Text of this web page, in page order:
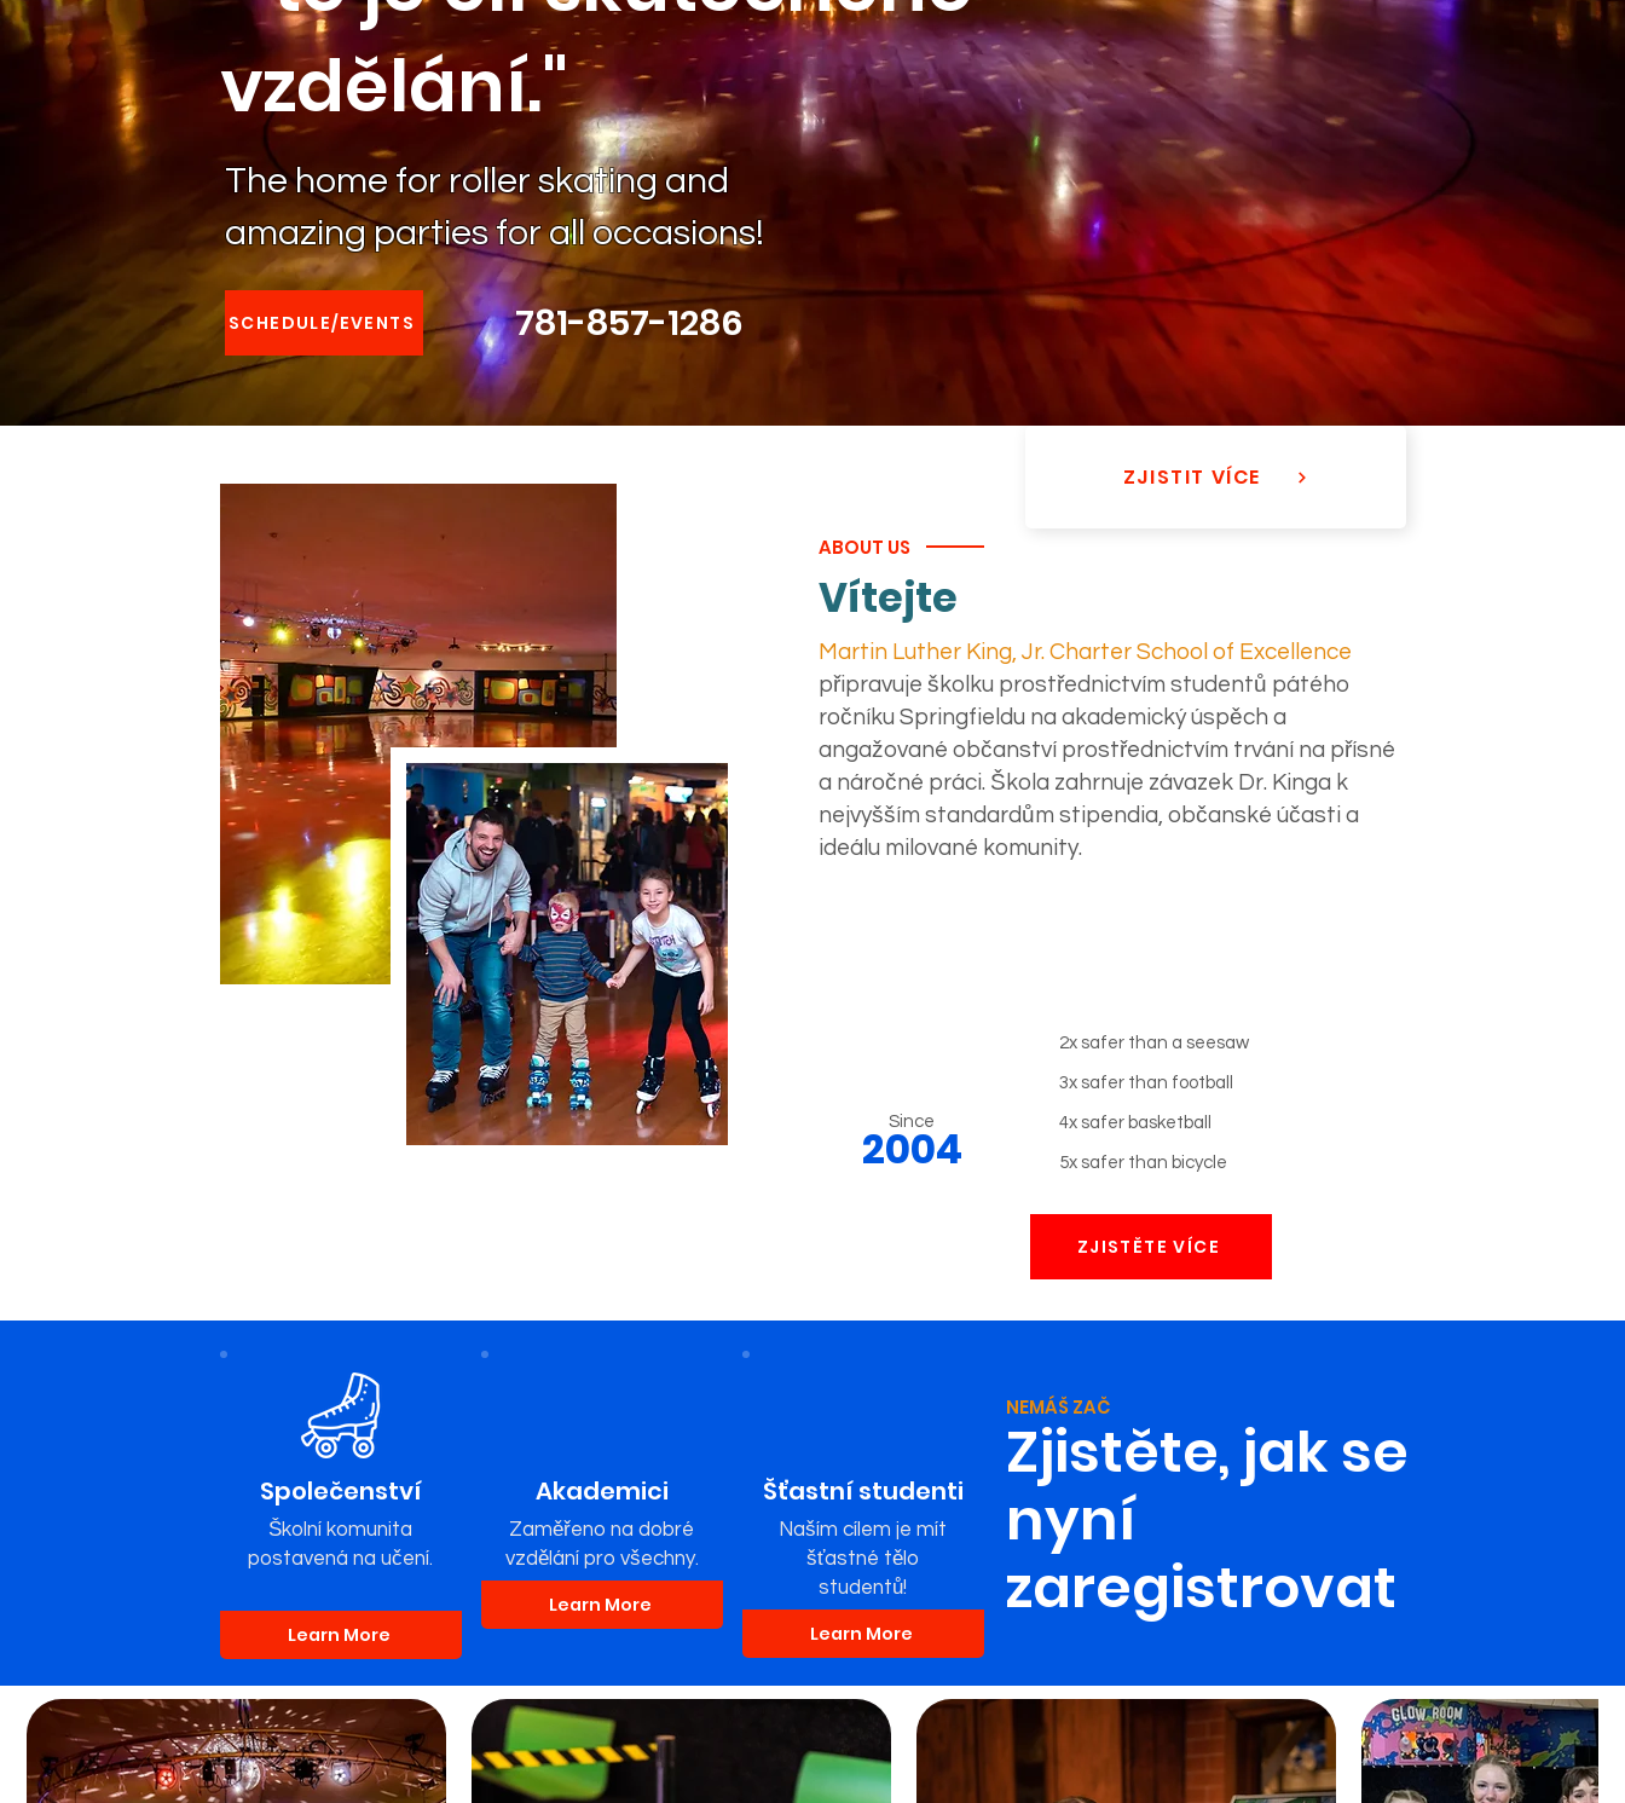
vzdělání."
The home for roller skating and
amazing parties for all occasions!
SCHEDULE/EVENTS 781-857-1286
ZJISTIT VÍCE
ABOUT US
Vítejte
Martin Luther King, Jr. Charter School of Excellence
připravuje školku prostřednictvím studentů pátého
ročníku Springfieldu na akademický úspěch a
angažované občanství prostřednictvím trvání na přísné
a náročné práci. Škola zahrnuje závazek Dr. Kinga k
nejvyšším standardům stipendia, občanské účasti a
ideálu milované komunity.
Since
2004
2x safer than a seesaw
3x safer than football
4x safer basketball
5x safer than bicycle
ZJISTĚTE VÍCE
Společenství
Školní komunita
postavená na učení.
Learn More
Akademici
Zaměřeno na dobré
vzdělání pro všechny.
Learn More
Šťastní studenti
Naším cílem je mít
šťastné tělo
studentů!
Learn More
NEMÁŠ ZAČ
Zjistěte, jak se
nyní
zaregistrovat